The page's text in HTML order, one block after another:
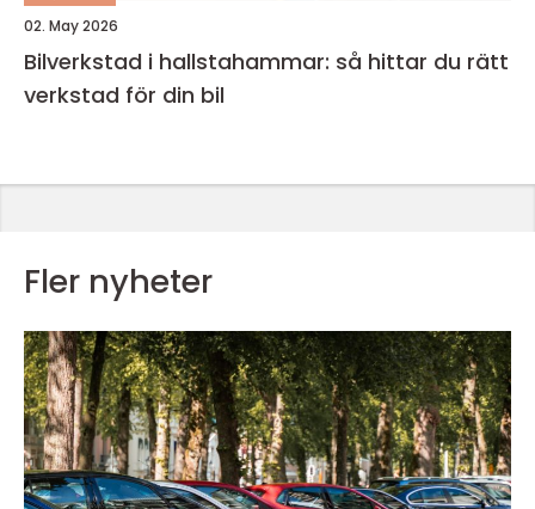
02. May 2026
Bilverkstad i hallstahammar: så hittar du rätt
verkstad för din bil
Fler nyheter